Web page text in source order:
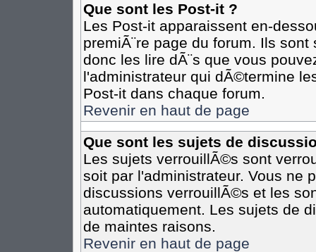
Que sont les Post-it ?
Les Post-it apparaissent en-
premiÃ¨re page du forum. Ils
donc les lire dÃ¨s que vous
l'administrateur qui dÃ©termine
Post-it dans chaque forum.
Revenir en haut de page
Que sont les sujets de
Les sujets verrouillÃ©s sont
soit par l'administrateur. Vous ne
discussions verrouillÃ©s et les
automatiquement. Les sujets de
de maintes raisons.
Revenir en haut de page